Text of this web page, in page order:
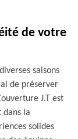
de votre
saisons
de préserver
J.T est
dans la
solides